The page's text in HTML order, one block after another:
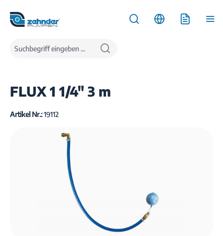
springen
Produkte
Wasserversorgung
Regenwassernutzungsanlagen
FLUX 1 1/4" 3 m
Artikel Nr.:19112